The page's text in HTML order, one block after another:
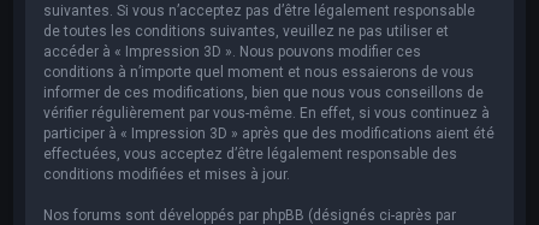
suivantes. Si vous n’acceptez pas d’être légalement responsable
de toutes les conditions suivantes, veuillez ne pas utiliser et
accéder à « Impression 3D ». Nous pouvons modifier ces
conditions à n’importe quel moment et nous essaierons de vous
informer de ces modifications, bien que nous vous conseillons de
vérifier régulièrement par vous-même. En effet, si vous continuez à
participer à « Impression 3D » après que des modifications aient été
effectuées, vous acceptez d’être légalement responsable des
conditions modifiées et mises à jour.
Nos forums sont développés par phpBB (désignés ci-après par